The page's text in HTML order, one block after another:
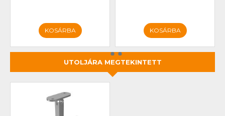
KOSÁRBA KOSÁRBA
UTOLJÁRA MEGTEKINTETT